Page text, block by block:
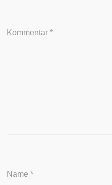
Kommentar *
Name *